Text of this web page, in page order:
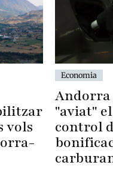
vols
Economia
"aviat"
control